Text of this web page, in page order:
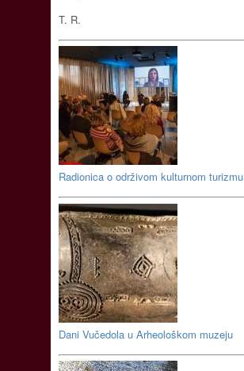
T. R.
Radionica o održivom kulturnom turizmu
Dani Vučedola u Arheološkom muzeju